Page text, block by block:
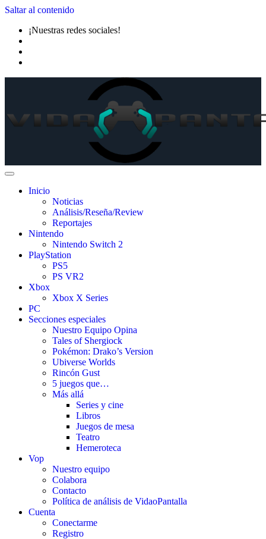
Saltar al contenido
¡Nuestras redes sociales!
Inicio
Noticias
Análisis/Reseña/Review
Reportajes
Nintendo
Nintendo Switch 2
PlayStation
PS5
PS VR2
Xbox
Xbox X Series
PC
Secciones especiales
Nuestro Equipo Opina
Tales of Shergiock
Pokémon: Drako’s Version
Ubiverse Worlds
Rincón Gust
5 juegos que…
Más allá
Series y cine
Libros
Juegos de mesa
Teatro
Hemeroteca
Vop
Nuestro equipo
Colabora
Contacto
Política de análisis de VidaoPantalla
Cuenta
Conectarme
Registro